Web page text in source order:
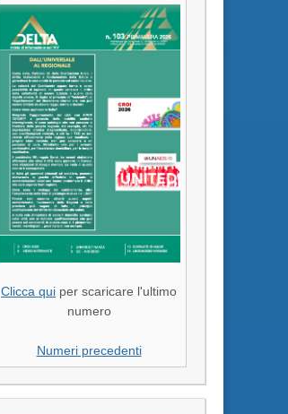
Clicca qui per scaricare l'ultimo
numero
Numeri precedenti